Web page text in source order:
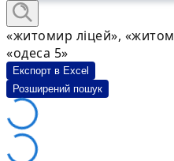
«житомир ліцей»,
«одеса 5»
Експорт в Excel
Розширений пошук